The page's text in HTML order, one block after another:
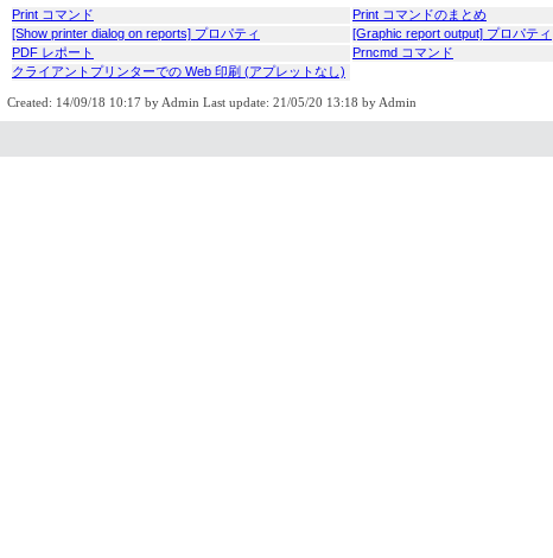
Print コマンド Print コマンドのまとめ
[Show printer dialog on reports] プロパティ
[Graphic report output] プロパティ
PDF レポート
Prncmd コマンド
クライアントプリンターでの Web 印刷 (アプレットなし)
Created: 14/09/18 10:17 by Admin Last update: 21/05/20 13:18 by Admin